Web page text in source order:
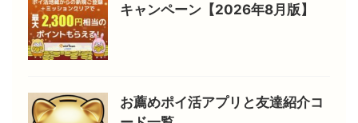
キャンペーン【2026年8月版】
お薦めポイ活アプリと友達紹介コ